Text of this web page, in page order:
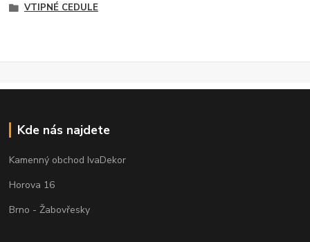
VTIPNÉ CEDULE
Kde nás najdete
Kamenný obchod IvaDekor
Horova 16
Brno - Žabovřesky